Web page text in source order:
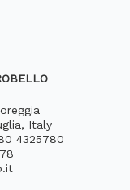
Italy
4325780